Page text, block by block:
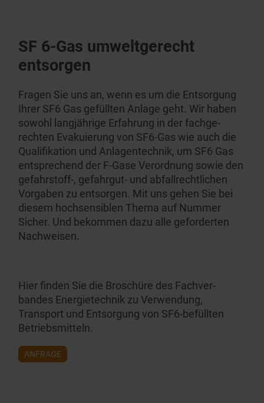
SF 6-Gas umwelt­gerecht
entsorgen
Fragen Sie uns an, wenn es um die Entsorgung
Ihrer SF6 Gas gefüllten Anlage geht. Wir haben
sowohl langjährige Erfahrung in der fachge­
rechten Evakuierung von SF6-Gas wie auch die
Qualifi­kation und Anlagen­technik, um SF6 Gas
entsprechend der F-Gase Verordnung sowie den
gefahrstoff-, gefahrgut- und abfall­recht­lichen
Vorgaben zu entsorgen. Mit uns gehen Sie bei
diesem hochsen­siblen Thema auf Nummer
Sicher. Und bekommen dazu alle geforderten
Nachweisen.
Hier finden Sie die Broschüre des Fachver­
bandes Energie­technik zuVerwendung,
Transport und Entsorgung von SF6-befüllten
Betriebs­mitteln.
ANFRAGE